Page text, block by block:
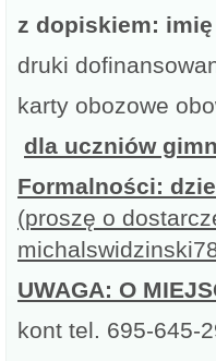
z dopiskiem: imię
druki
karty obozowe
dla uczniów
Formalności:
(proszę o
UWAGA: O
kont tel. 695-645-